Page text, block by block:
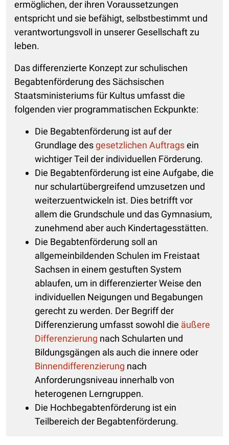
ermöglichen, der ihren Voraussetzungen
entspricht und sie befähigt, selbstbestimmt und
verantwortungsvoll in unserer Gesellschaft zu
leben.
Das differenzierte Konzept zur schulischen
Begabtenförderung des Sächsischen
Staatsministeriums für Kultus umfasst die
folgenden vier programmatischen Eckpunkte:
Die Begabtenförderung ist auf der
Grundlage desgesetzlichen Auftragsein
wichtiger Teil der individuellen Förderung.
Die Begabtenförderung ist eine Aufgabe, die
nur schulartübergreifend umzusetzen und
weiterzuentwickeln ist. Dies betrifft vor
allem die Grundschule und das Gymnasium,
zunehmend aber auch Kindertagesstätten.
Die Begabtenförderung soll an
allgemeinbildenden Schulen im Freistaat
Sachsen in einem gestuften System
ablaufen, um in differenzierter Weise den
individuellen Neigungen und Begabungen
gerecht zu werden. Der Begriff der
Differenzierung umfasst sowohl die äußere
Differenzierung nach Schularten und
Bildungsgängen als auch die innere oder
Binnendifferenzierung nach
Anforderungsniveau innerhalb von
heterogenen Lerngruppen.
Die Hochbegabtenförderung ist ein
Teilbereich der Begabtenförderung.